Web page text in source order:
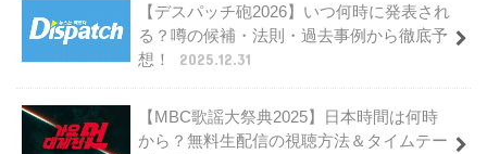
【デスパッチ砲2026】いつ何時に発表され
る？噂の候補・法則・過去事例から徹底予
想！
2025.12.31
【MBC歌謡大祭典2025】日本時間は何時
から？無料生配信の視聴方法＆タイムテー